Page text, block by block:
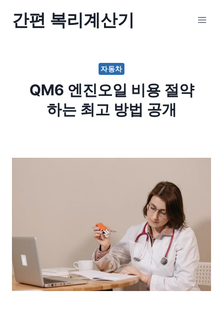
간편 복리계산기
자동차
QM6 엔진오일 비용 절약
하는 최고 방법 공개